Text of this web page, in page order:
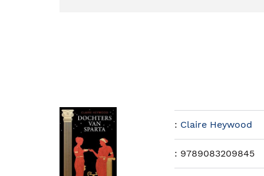
: Claire Heywood
: 9789083209845